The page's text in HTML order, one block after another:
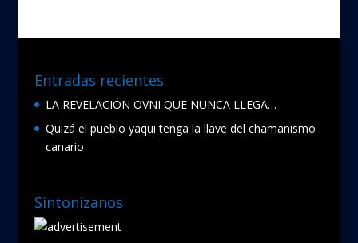
Entradas recientes
LA REVELACIÓN OVNI QUE NUNCA LLEGA…
Quizá el pueblo yaqui tenga la llave del chamanismo
canario
Sintonízanos